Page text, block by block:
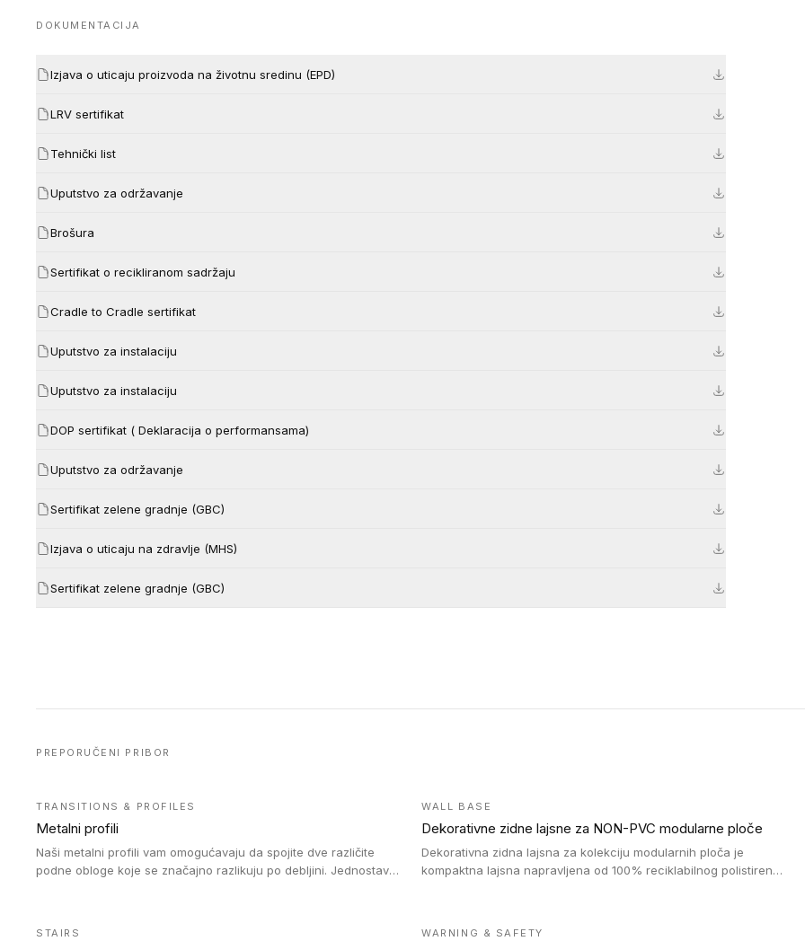
DOKUMENTACIJA
Izjava o uticaju proizvoda na životnu sredinu (EPD)
LRV sertifikat
Tehnički list
Uputstvo za održavanje
Brošura
Sertifikat o recikliranom sadržaju
Cradle to Cradle sertifikat
Uputstvo za instalaciju
Uputstvo za instalaciju
DOP sertifikat ( Deklaracija o performansama)
Uputstvo za održavanje
Sertifikat zelene gradnje (GBC)
Izjava o uticaju na zdravlje (MHS)
Sertifikat zelene gradnje (GBC)
PREPORUČENI PRIBOR
TRANSITIONS & PROFILES
Metalni profili
Naši metalni profili vam omogućavaju da spojite dve različite
podne obloge koje se značajno razlikuju po debljini. Jednostavni
WALL BASE
Dekorativne zidne lajsne za NON-PVC modularne ploče
Dekorativna zidna lajsna za kolekciju modularnih ploča je
kompaktna lajsna napravljena od 100% reciklabilnog polistirena,
STAIRS WARNING & SAFETY